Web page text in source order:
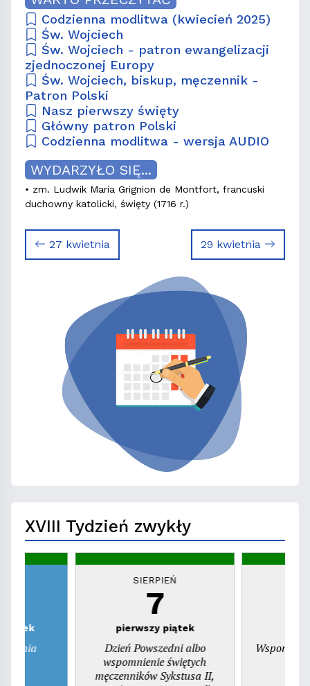
Codzienna modlitwa (kwiecień 2025)
Św. Wojciech
Św. Wojciech - patron ewangelizacji
zjednoczonej Europy
Św. Wojciech, biskup, męczennik -
Patron Polski
Nasz pierwszy święty
Główny patron Polski
Codzienna modlitwa - wersja AUDIO
WYDARZYŁO SIĘ...
• zm. Ludwik Maria Grignion de Montfort, francuski
duchowny katolicki, święty (1716 r.)
27 kwietnia 29 kwietnia
XVIII Tydzień zwykły
SIERPIEŃ
7
pierwszy piątek
Dzień Powszedni albo
wspomnienie świętych
męczenników Sykstusa II,